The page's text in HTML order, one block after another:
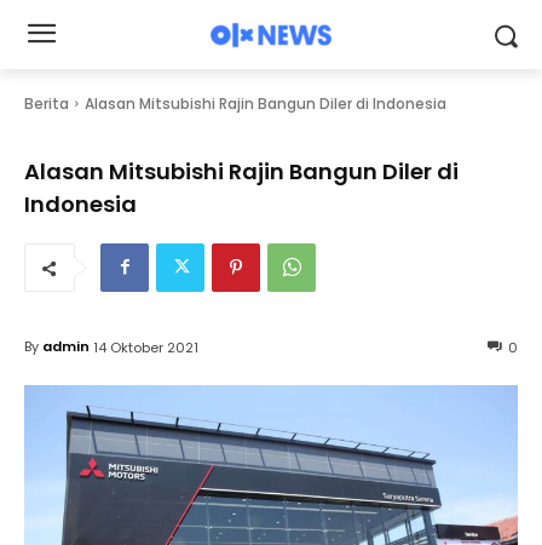
Berita Alasan Mitsubishi Rajin Bangun Diler di Indonesia
Alasan Mitsubishi Rajin Bangun Diler di
Indonesia
0
By admin 14 Oktober 2021